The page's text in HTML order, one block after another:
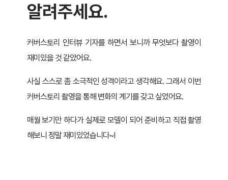
알려주세요.
커버스토리 인터뷰 기자를 하면서 보니까 무엇보다 촬영이
재미있을 것 같았어요.
사실 스스로 좀 소극적인 성격이라고 생각해요. 그래서 이번
커버스토리 촬영을 통해 변화의 계기를 갖고 싶었어요.
매월 보기만 하다가 실제로 모델이 되어 준비하고 직접 촬영
해보니 정말 재미있었습니다~!